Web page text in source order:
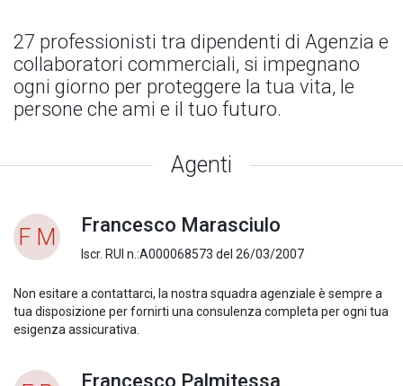
27 professionisti tra dipendenti di Agenzia e
collaboratori commerciali, si impegnano
ogni giorno per proteggere la tua vita, le
persone che ami e il tuo futuro.
Agenti
F M Francesco Marasciulo
Iscr. RUI n.:A000068573 del 26/03/2007
Non esitare a contattarci, la nostra squadra agenziale è sempre a
tua disposizione per fornirti una consulenza completa per ogni tua
esigenza assicurativa.
Francesco Palmitessa